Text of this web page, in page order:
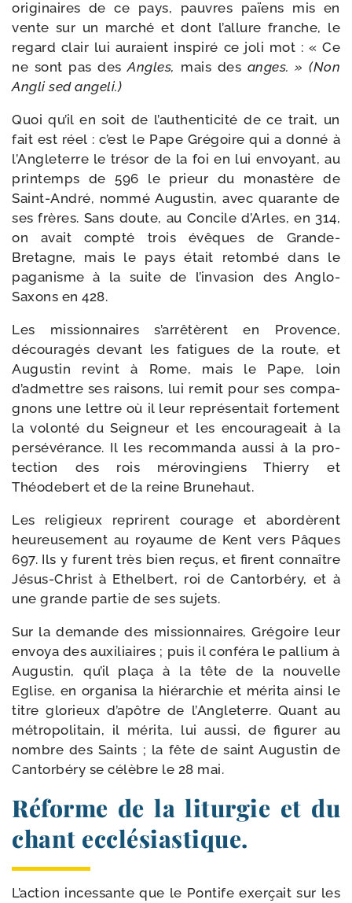
ori­gi­naires de ce pays, pauvres païens mis en
vente sur un mar­ché et dont l’allure franche, le
regard clair lui auraient ins­pi­ré ce joli mot : « Ce
ne sont pas desAngles, mais des anges. » (Non
Angli sed angeli.)
Quoi qu’il en soit de l’authenticité de ce trait, un
fait est réel : c’est le Pape Grégoire qui a don­né à
l’Angleterre le tré­sor de la foi en lui envoyant, au
prin­temps de 596 le prieur du monas­tère de
Saint-​André, nom­mé Augustin, avec qua­rante de
ses frères. Sans doute, au Concile d’Arles, en 314,
on avait comp­té trois évêques de Grande-​
Bretagne, mais le pays était retom­bé dans le
paga­nisme à la suite de l’invasion des Anglo-​
Saxons en 428.
Les mis­sion­naires s’arrêtèrent en Provence,
décou­ra­gés devant les fatigues de la route, et
Augustin revint à Rome, mais le Pape, loin
d’admettre ses rai­sons, lui remit pour ses com­pa­
gnons une lettre où il leur repré­sen­tait for­te­ment
la volon­té du Seigneur et les encou­ra­geait à la
per­sé­vé­rance. Il les recom­man­da aus­si à la pro­
tec­tion des rois méro­vin­giens Thierry et
Théodebert et de la reine Brunehaut.
Les reli­gieux reprirent cou­rage et abor­dèrent
heu­reu­se­ment au royaume de Kent vers Pâques
697. Ils y furent très bien reçus, et firent connaître
Jésus-​Christ à Ethelbert, roi de Cantorbéry, et à
une grande par­tie de ses sujets.
Sur la demande des mis­sion­naires, Grégoire leur
envoya des auxi­liaires ; puis il confé­ra le pal­lium à
Augustin, qu’il pla­ça à la tête de la nou­velle
Eglise, en orga­ni­sa la hié­rar­chie et méri­ta ain­si le
titre glo­rieux d’apôtre de l’Angleterre. Quant au
métro­po­li­tain, il méri­ta, lui aus­si, de figu­rer au
nombre des Saints ; la fête de saint Augustin de
Cantorbéry se célèbre le 28 mai.
Réforme de la liturgie et du
chant ecclésiastique.
L’action inces­sante que le Pontife exer­çait sur les